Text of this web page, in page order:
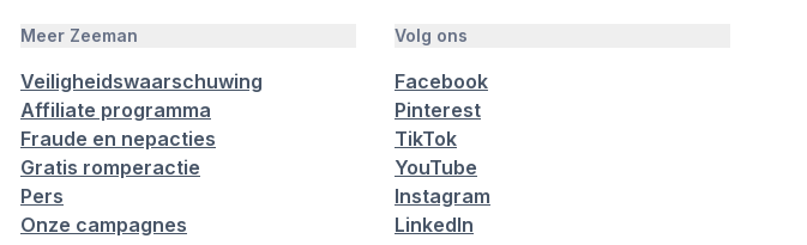
Meer Zeeman
Veiligheidswaarschuwing
Affiliate programma
Fraude en nepacties
Gratis romperactie
Pers
Onze campagnes
Volg ons
Facebook
Pinterest
TikTok
YouTube
Instagram
LinkedIn